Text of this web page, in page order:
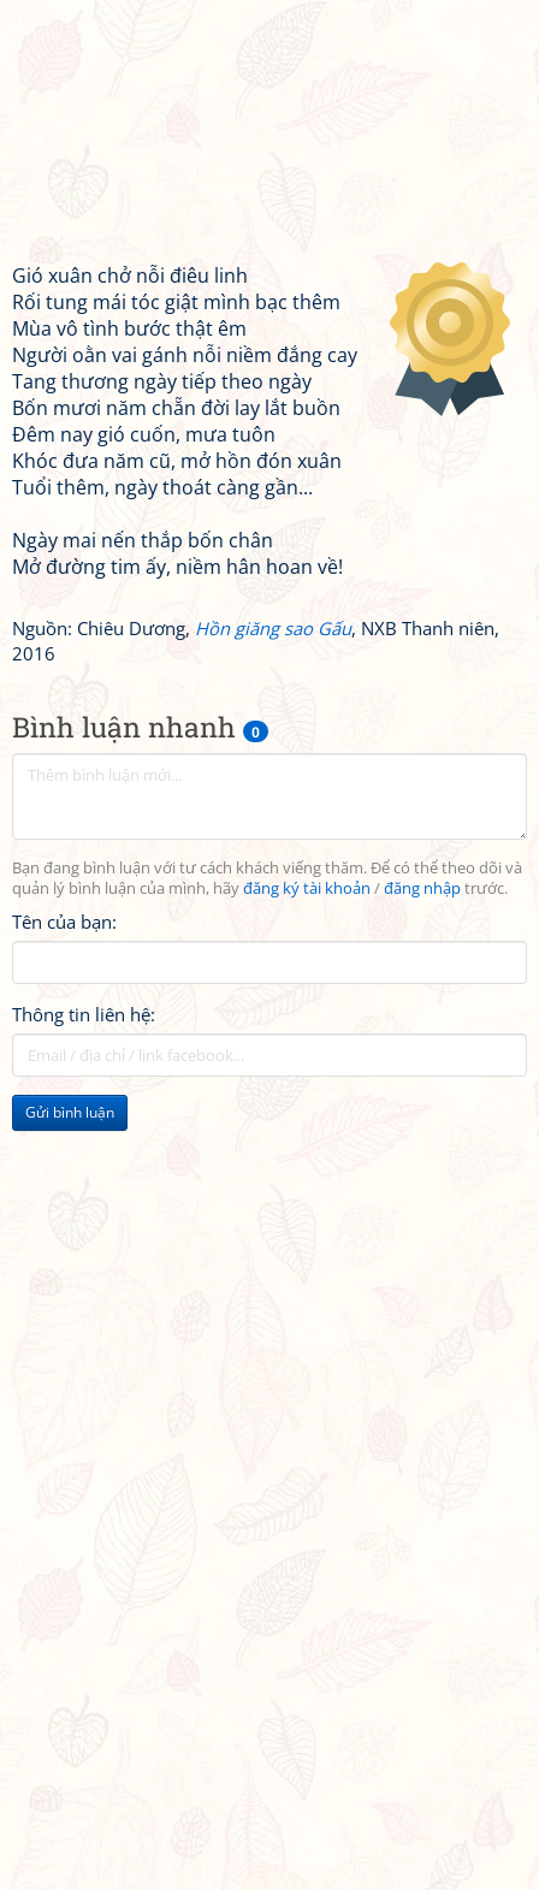
Bình luận nhanh 0
Bạn đang bình luận với tư cách khách viếng thăm. Để có thể theo dõi và
quản lý bình luận của mình, hãyđăng ký tài khoản /đăng nhậptrước.
Tên của bạn:
Thông tin liên hệ:
Gửi bình luận
Gió xuân chở nỗi điêu linh
Rối tung mái tóc giật mình bạc thêm
Mùa vô tình bước thật êm
Người oằn vai gánh nỗi niềm đắng cay
Tang thương ngày tiếp theo ngày
Bốn mươi năm chẵn đời lay lắt buồn
Đêm nay gió cuốn, mưa tuôn
Khóc đưa năm cũ, mở hồn đón xuân
Tuổi thêm, ngày thoát càng gần...
Ngày mai nến thắp bốn chân
Mở đường tim ấy, niềm hân hoan về!
Nguồn: Chiêu Dương, Hồn giăng sao Gấu, NXB Thanh niên,
2016